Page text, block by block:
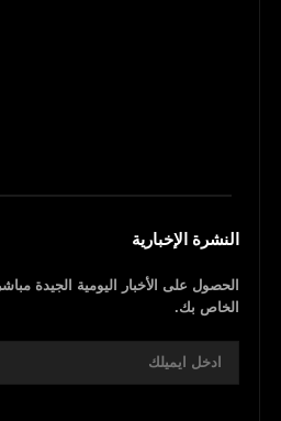
النشرة الإخبارية
الحصول على الأخبار اليومية الجيدة
الخاص بك.